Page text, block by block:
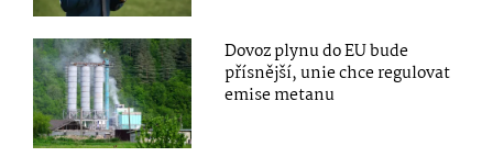
Dovoz plynu do EU bude
přísnější, unie chce regulovat
emise metanu